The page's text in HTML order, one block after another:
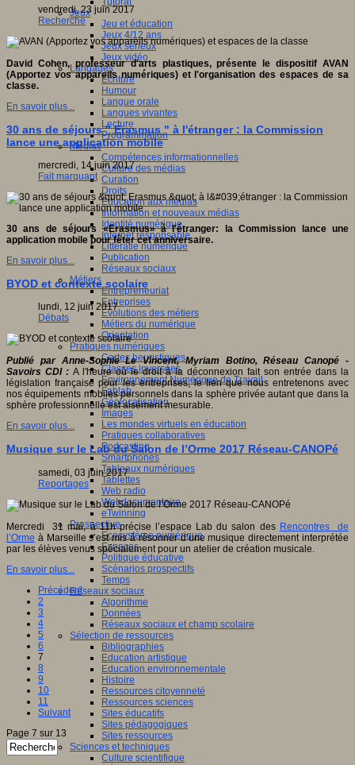
Jeux
Jeu et éducation
Jeux 4/12 ans
Jeux sérieux
Jeux vidéo
Langages
Ecriture
Humour
Langue orale
Langues vivantes
Lecture
Programmation
Médias
Compétences informationnelles
Culture des médias
Curation
Droits
Education aux médias
Information et nouveaux médias
Identité numérique
Internet responsable
Littératie numérique
Publication
Réseaux sociaux
Métiers
Entrepreneuriat
Entreprises
Evolutions des métiers
Métiers du numérique
Orientation
Pratiques numériques
Cartes heuristiques
Classes inversées
Environnement Numérique de Travail
Fablab
Géolocalisation
Images
Les mondes virtuels en éducation
Pratiques collaboratives
Podcasting
Smartphones
Tableaux numériques
Tablettes
Web radio
Webdocumentaire
eTwinning
Prospective
Ecosystème numérique
Espaces
Politique éducative
Scénarios prospectifs
Temps
Réseaux sociaux
Algorithme
Données
Réseaux sociaux et champ scolaire
Sélection de ressources
Bibliographies
Education artistique
Education environnementale
Histoire
Ressources citoyenneté
Ressources sciences
Sites éducatifs
Sites pédagogiques
Sites ressources
Sciences et techniques
Culture scientifique
vendredi, 23 juin 2017
Recherche
David Cohen, professeur d'arts plastiques, présente le dispositif AVAN
(Apportez vos appareils numériques) et l'organisation des espaces de sa
classe.
En savoir plus...
30 ans de séjours " Erasmus " à l'étranger : la Commission
lance une application mobile
mercredi, 14 juin 2017
Fait marquant
30 ans de séjours «Erasmus» à l'étranger: la Commission lance une
application mobile pour fêter cet anniversaire.
En savoir plus...
BYOD et contexte scolaire
lundi, 12 juin 2017
Débats
Publié par Anne-Sophie Le Vincent, Myriam Botino, Réseau Canopé -
Savoirs CDI : A l'heure où le droit à la déconnexion fait son entrée dans la
législation française pour les entreprises, le lien que nous entretenons avec
nos équipements mobiles personnels dans la sphère privée autant que dans la
sphère professionnelle est aisément mesurable.
En savoir plus...
Musique sur le Lab du Salon de l’Orme 2017 Réseau-CANOPé
samedi, 03 juin 2017
Reportages
Mercredi 31 mai, à 11h précise l’espace Lab du salon des Rencontres de
l’Orme à Marseille s’est mis à résonner d’une musique directement interprétée
par les élèves venus spécialement pour un atelier de création musicale.
En savoir plus...
Précédent
2
3
4
5
6
7
8
9
10
11
Suivant
Page 7 sur 13